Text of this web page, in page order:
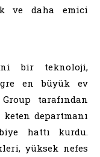
ve daha emici
bir teknoloji,
en büyük ev
tarafından
departmanı
hattı kurdu.
yüksek nefes